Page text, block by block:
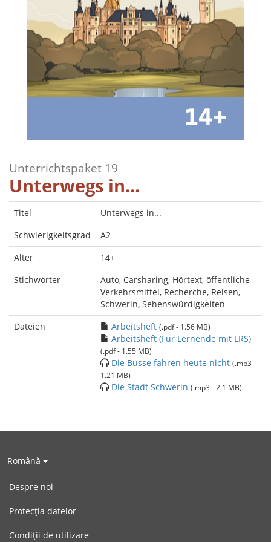
Unterrichtspaket 19
Unterwegs in...
Titel
Unterwegs in...
Schwierigkeitsgrad
A2
Alter
14+
Stichwörter
Auto, Carsharing, Hörtext, öffentliche
Verkehrsmittel, Recherche, Reisen,
Schwerin, Sehenswürdigkeiten
Dateien
Arbeitsheft (.pdf - 1.56 MB)
Arbeitsheft (Für Lernende mit LRS)
(.pdf - 1.55 MB)
Die Busse fahren heute nicht (.mp3 -
1.21 MB)
Die Stadt Schwerin (.mp3 - 2.1 MB)
Română
Despre noi
Protecția datelor
Condiții de utilizare